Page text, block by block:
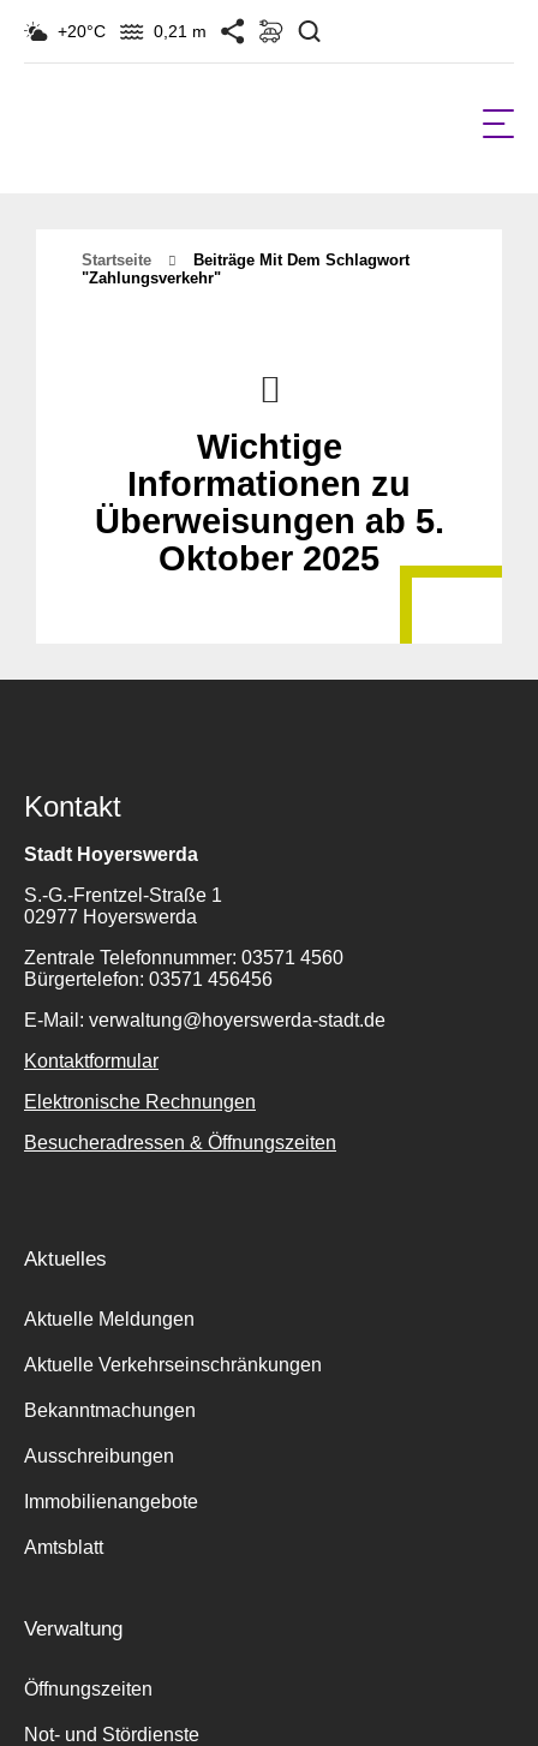
+20°C 0,21 m
Suche
Startseite
Beiträge Mit Dem Schlagwort
"zahlungsverkehr"
Wichtige
Informationen zu
Überweisungen ab 5.
Oktober 2025
Kontakt
Stadt Hoyerswerda
S.-G.-Frentzel-Straße 1
02977 Hoyerswerda
Zentrale Telefonnummer: 03571 4560
Bürgertelefon: 03571 456456
E-Mail: verwaltung@hoyerswerda-stadt.de
Kontaktformular
Elektronische Rechnungen
Besucheradressen & Öffnungszeiten
Aktuelles
Aktuelle Meldungen
Aktuelle Verkehrseinschränkungen
Bekanntmachungen
Ausschreibungen
Immobilienangebote
Amtsblatt
Verwaltung
Öffnungszeiten
Not- und Stördienste